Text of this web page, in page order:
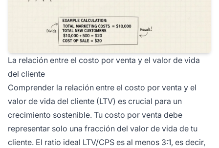
La relación entre el costo por venta y el valor de vida
del cliente
Comprender la relación entre el costo por venta y el
valor de vida del cliente (LTV) es crucial para un
crecimiento sostenible. Tu costo por venta debe
representar solo una fracción del valor de vida de tu
cliente. El ratio ideal LTV/CPS es al menos 3:1, es decir,